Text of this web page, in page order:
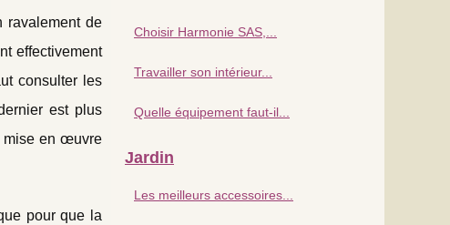
ravalement de
effectivement
consulter les
est plus
mise en œuvre
pour que la
Choisir Harmonie SAS,...
Travailler son intérieur...
Quelle équipement faut-il...
Jardin
Les meilleurs accessoires...